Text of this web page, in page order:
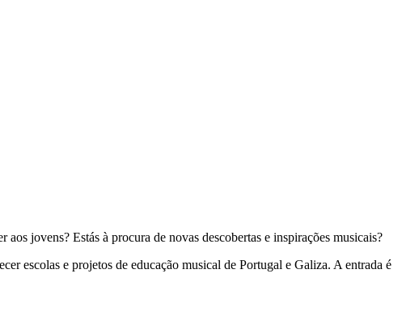
jovens? Estás à procura de novas descobertas e inspirações musicais?
escolas e projetos de educação musical de Portugal e Galiza. A entrada é